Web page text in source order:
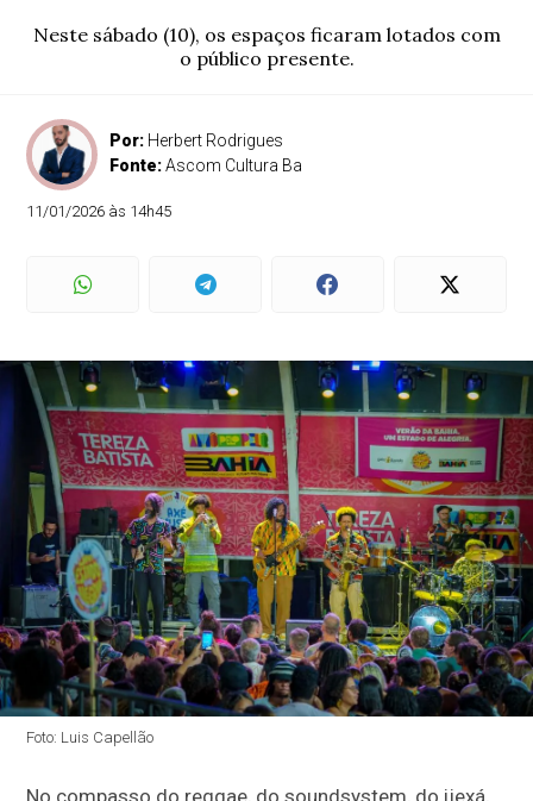
Neste sábado (10), os espaços ficaram lotados com
o público presente.
Por: Herbert Rodrigues
Fonte:Ascom Cultura Ba
11/01/2026 às 14h45
Foto: Luis Capellão
No compasso do reggae, do soundsystem, do ijexá,